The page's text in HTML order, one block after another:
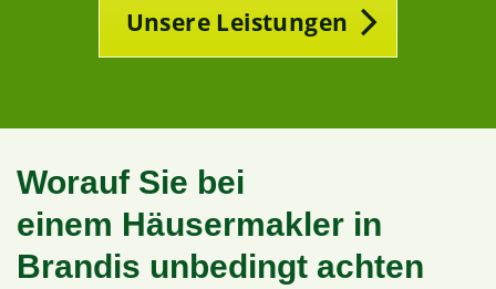
Unsere Leistungen
Worauf Sie bei
einem Häusermakler in
Brandis unbedingt achten